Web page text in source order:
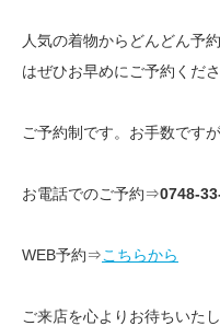
人気の着物からどんどん予
はぜひお早めにご予約くだ
ご予約制です。お手数です
お電話でのご予約⇒0748-
WEB予約⇒こちらから
ご来店を心よりお待ちいた